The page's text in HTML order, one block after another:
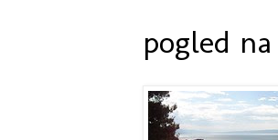
pogled